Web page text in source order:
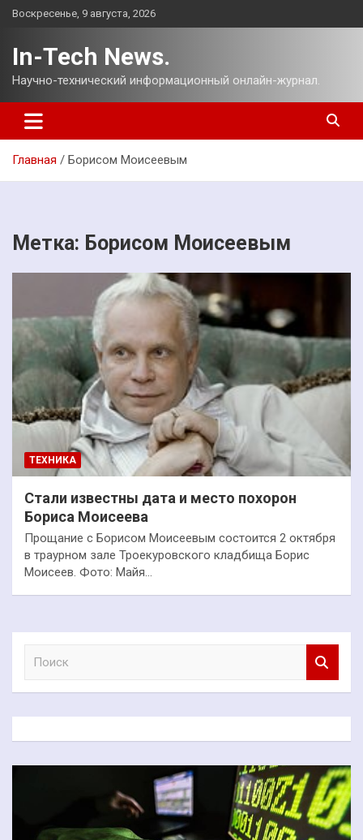
Перейти
Воскресенье, 9 августа, 2026
In-Tech News.
Научно-технический информационный онлайн-журнал.
Главная Борисом Моисеевым
Метка: Борисом Моисеевым
ТЕХНИКА
Стали известны дата и место похорон
Бориса Моисеева
Прощание с Борисом Моисеевым состоится 2 октября
в траурном зале Троекуровского кладбища Борис
Моисеев. Фото: Майя…
к